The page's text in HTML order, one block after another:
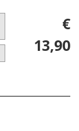
€
13,90